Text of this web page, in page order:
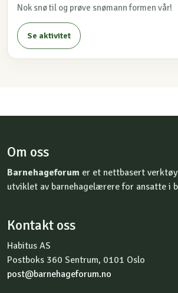
Nok snø til og prøve snømann formen vår!
Se aktivitet
Om oss
Barnehageforum er et nettbasert
utviklet av barnehagelærere for ansatte i
Kontakt oss
Habitus AS
Postboks 360 Sentrum, 0101 Oslo
post@barnehageforum.no